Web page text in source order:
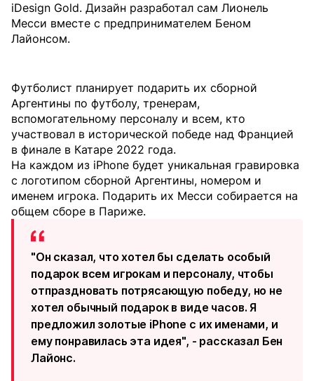
iDesign Gold. Дизайн разработал сам Лионель
Месси вместе с предпринимателем Беном
Лайонсом.
Футболист планирует подарить их сборной
Аргентины по футболу, тренерам,
вспомогательному персоналу и всем, кто
участвовал в исторической победе над Францией
в финале в Катаре 2022 года.
На каждом из iPhone будет уникальная гравировка
с логотипом сборной Аргентины, номером и
именем игрока. Подарить их Месси собирается на
общем сборе в Париже.
"Он сказал, что хотел бы сделать особый
подарок всем игрокам и персоналу, чтобы
отпраздновать потрясающую победу, но не
хотел обычный подарок в виде часов. Я
предложил золотые iPhone с их именами, и
ему понравилась эта идея", - рассказал Бен
Лайонс.